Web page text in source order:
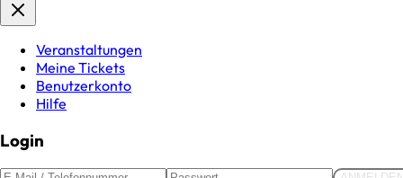
Veranstaltungen
Meine Tickets
Benutzerkonto
Hilfe
Login